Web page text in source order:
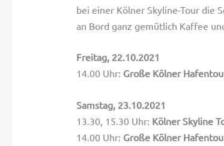
bei einer Kölner Skyline-Tour die
an Bord ganz gemütlich Kaffee
Freitag, 22.10.2021
14.00 Uhr: Große Kölner
Samstag, 23.10.2021
13.30, 15.30 Uhr: Kölner Skyline
14.00 Uhr: Große Kölner